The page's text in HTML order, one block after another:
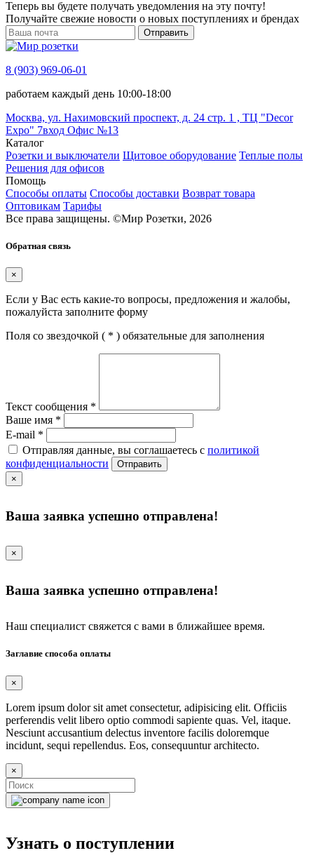
Теперь вы будете получать уведомления на эту почту!
Получайте свежие новости о новых поступлениях и брендах
Отправить
8 (903) 969-06-01
работаем каждый день 10:00-18:00
Москва, ул. Нахимовский проспект, д. 24 стр. 1 , ТЦ "Decor
Expo" 7вход Офис №13
Каталог
Розетки и выключатели Щитовое оборудование Теплые полы
Решения для офисов
Помощь
Способы оплаты Способы доставки Возврат товара
Оптовикам Тарифы
Все права защищены. ©Мир Розетки, 2026
Обратная связь
×
Если у Вас есть какие-то вопросы, предложения и жалобы,
пожалуйста заполните форму
Поля со звездочкой ( * ) обязательные для заполнения
Текст сообщения *
Ваше имя *
E-mail *
Отправляя данные, вы соглашаетесь с политикой
конфиденциальности
Отправить
×
Ваша заявка успешно отправлена!
×
Ваша заявка успешно отправлена!
Наш специалист свяжется с вами в ближайшее время.
Заглавие способа оплаты
×
Lorem ipsum dolor sit amet consectetur, adipisicing elit. Officiis
perferendis velit libero optio commodi sapiente quas. Vel, itaque.
Nesciunt accusantium delectus inventore facilis doloremque
incidunt, sequi repellendus. Eos, consequuntur architecto.
×
Узнать о поступлении